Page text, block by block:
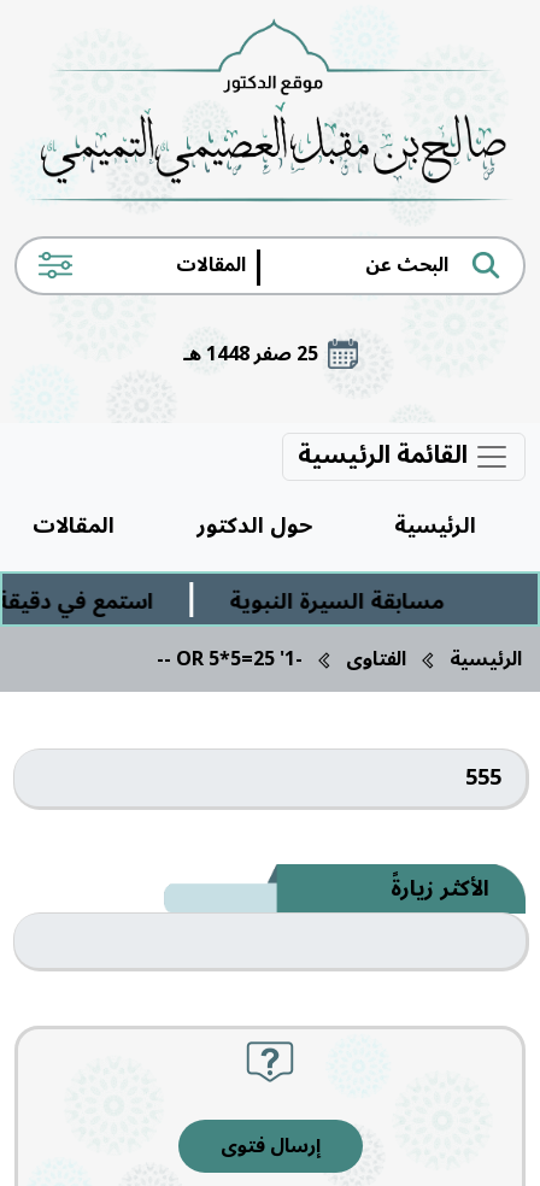
|
25 صفر 1448 هـ
القائمة الرئيسية
الرئيسية حول الدكتور
المقالات
مسابقة السيرة النبوية
| استمع في
الرئيسية الفتاوى -1' OR 5*5=25 --
الأكثر زيارةً
إرسال فتوى
555